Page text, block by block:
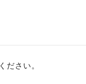
ださい。